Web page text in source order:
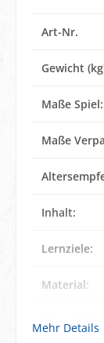
Art-Nr.
Gewicht
Maße Spiel:
Maße
Inhalt:
Lernziele:
Material:
Material
Mehr Details